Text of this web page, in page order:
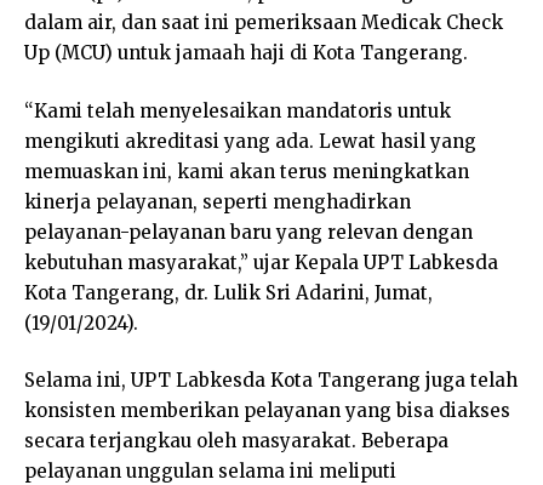
dalam air, dan saat ini pemeriksaan Medicak Check
Up (MCU) untuk jamaah haji di Kota Tangerang.
“Kami telah menyelesaikan mandatoris untuk
mengikuti akreditasi yang ada. Lewat hasil yang
memuaskan ini, kami akan terus meningkatkan
kinerja pelayanan, seperti menghadirkan
pelayanan-pelayanan baru yang relevan dengan
kebutuhan masyarakat,” ujar Kepala UPT Labkesda
Kota Tangerang, dr. Lulik Sri Adarini, Jumat,
(19/01/2024).
Selama ini, UPT Labkesda Kota Tangerang juga telah
konsisten memberikan pelayanan yang bisa diakses
secara terjangkau oleh masyarakat. Beberapa
pelayanan unggulan selama ini meliputi